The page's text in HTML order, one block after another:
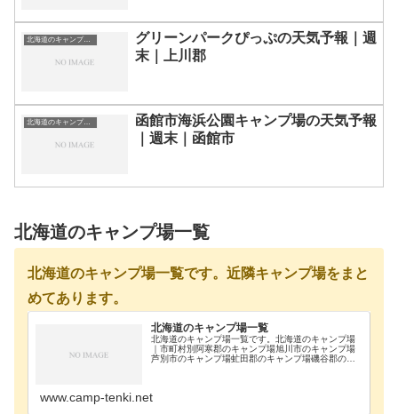
北海道のキャンプ場一覧
グリーンパークぴっぷの天気予報｜週
末｜上川郡
北海道のキャンプ場一覧
函館市海浜公園キャンプ場の天気予報
｜週末｜函館市
北海道のキャンプ場一覧
北海道のキャンプ場一覧です。近隣キャンプ場をまと
めてあります。
北海道のキャンプ場一覧
北海道のキャンプ場一覧です。北海道のキャンプ場
｜市町村別阿寒郡のキャンプ場旭川市のキャンプ場
芦別市のキャンプ場虻田郡のキャンプ場磯谷郡のキ
www.camp-tenki.net